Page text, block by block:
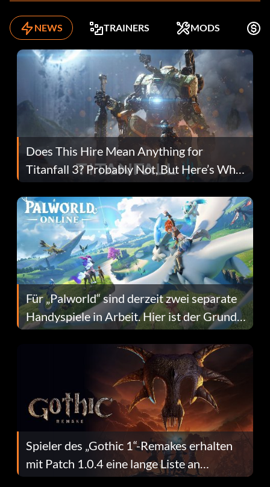
NEWS TRAINERS MODS
Does This Hire Mean Anything for
Titanfall 3? Probably Not, But Here’s Why
Fans Are Hopeful
Für „Palworld“ sind derzeit zwei separate
Handyspiele in Arbeit. Hier ist der Grund
dafür.
Spieler des „Gothic 1“-Remakes erhalten
mit Patch 1.0.4 eine lange Liste an
Fehlerbehebungen